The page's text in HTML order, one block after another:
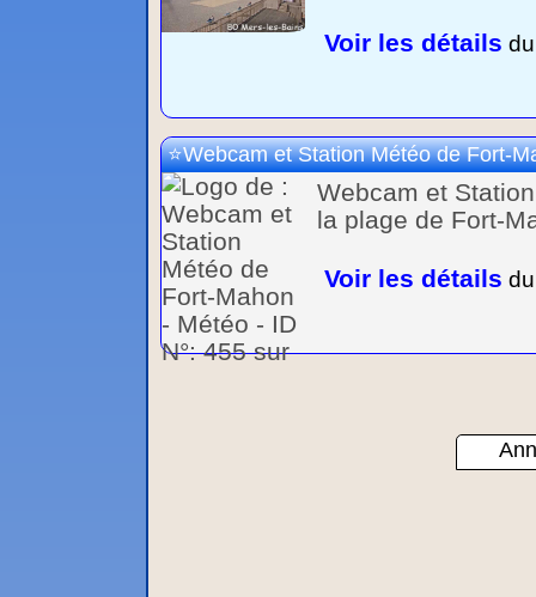
Voir les détails
Webcam et Station Météo de Fort-
Webcam et
la plage de Fort-
Voir les détails